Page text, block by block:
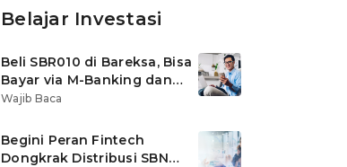
Belajar Investasi
Beli SBR010 di Bareksa, Bisa
Bayar via M-Banking dan
OVO di Tokopedia
Wajib Baca
Begini Peran Fintech
Dongkrak Distribusi SBN